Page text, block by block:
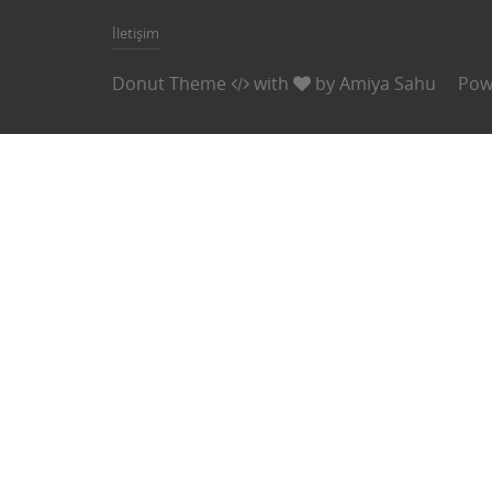
İletişim
Donut Theme with byAmiya Sahu